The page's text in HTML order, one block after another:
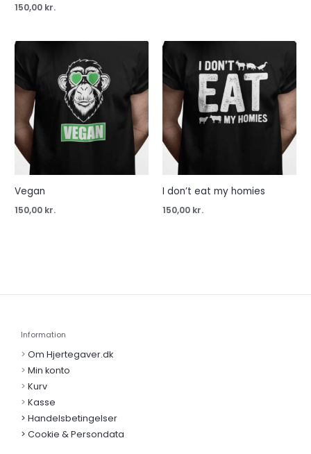
150,00 kr.
Vegan
150,00 kr.
I don’t eat my homies
150,00 kr.
Information
> Om Hjertegaver.dk
> Min konto
> Kurv
> Kasse
> Handelsbetingelser
> Cookie & Persondata